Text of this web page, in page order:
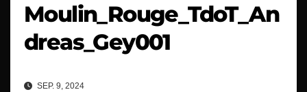
Moulin_Rouge_TdoT_An
dreas_Gey001
SEP. 9, 2024